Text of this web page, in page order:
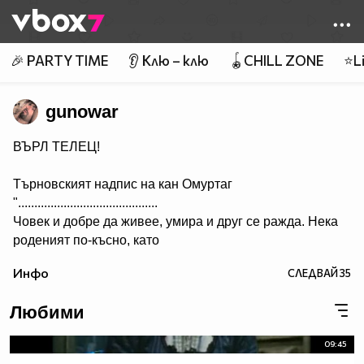
👾
🎉 PARTY TIME 👂 Клю – клю 🪀CHILL ZONE
gunowar
ВЪРЛ ТЕЛЕЦ!
Търновският надпис на кан Омуртаг
"...........................................
Човек и добре да живее, умира и друг се ражда. Нека
роденият по-късно, като
направил. А името на архонта е Омуртаг, кана сюбиги.
...........
Ceca - Juto Pile
Инфо СЛЕДВАЙ35
Любими
09:45